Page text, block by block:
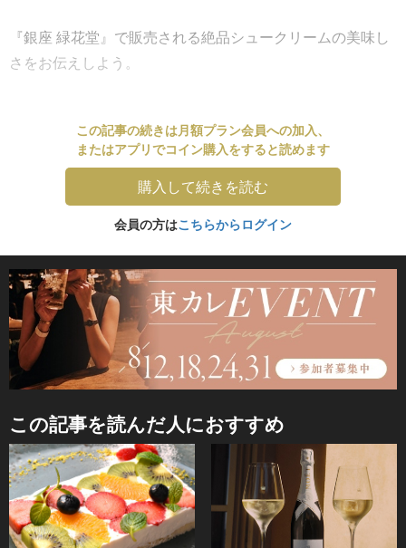
『銀座 緑花堂』で販売される絶品シュークリームの美味し
さをお伝えしよう。
この記事の続きは月額プラン会員への加入、
またはアプリでコイン購入をすると読めます
購入して続きを読む
会員の方はこちらからログイン
この記事を読んだ人におすすめ